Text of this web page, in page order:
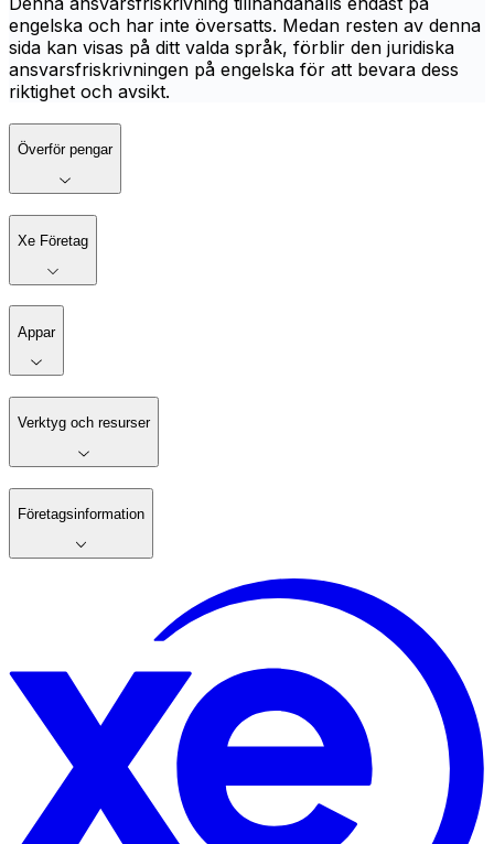
engelska och har inte översatts. Medan resten av denna
sida kan visas på ditt valda språk, förblir den juridiska
ansvarsfriskrivningen på engelska för att bevara dess
riktighet och avsikt.
Överför pengar
Xe Företag
Appar
Verktyg och resurser
Företagsinformation